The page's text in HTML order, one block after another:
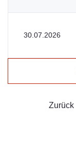
30.07.2026
Zurück